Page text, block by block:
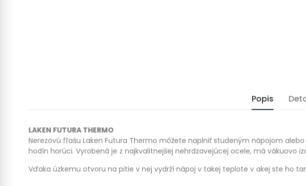
Popis
LAKEN FUTURA THERMO
Nerezovú fľašu Laken Futura Thermo môžete naplniť studeným nápojom
hodín horúci. Vyrobená je z najkvalitnejšej nehrdzavejúcej ocele, má vákuovo
Vďaka úzkemu otvoru na pitie v nej vydrží nápoj v takej teplote v akej ste ho